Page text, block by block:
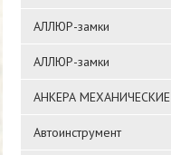
АЛЛЮР-замки
АЛЛЮР-замки
АНКЕРА МЕХАНИЧЕСКИЕ
Автоинструмент